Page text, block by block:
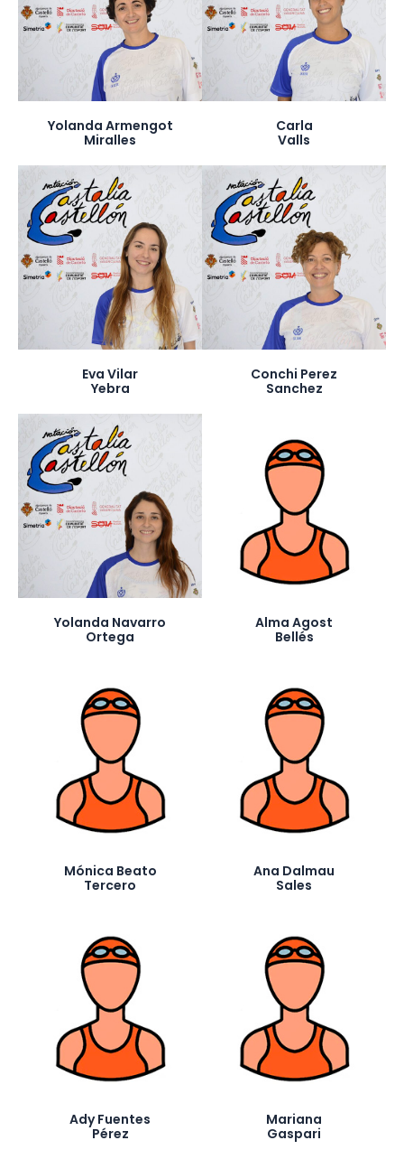
Yolanda Armengot
Miralles
Carla
Valls
Eva Vilar
Yebra
Conchi Perez
Sanchez
Yolanda Navarro
Ortega
Alma Agost
Bellés
Mónica Beato
Tercero
Ana Dalmau
Sales
Ady Fuentes
Pérez
Mariana
Gaspari